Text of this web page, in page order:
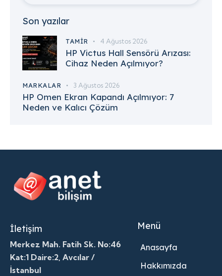
Son yazılar
TAMIR 4 Ağustos 2026
HP Victus Hall Sensörü Arızası:
Cihaz Neden Açılmıyor?
MARKALAR 3 Ağustos 2026
HP Omen Ekran Kapandı Açılmıyor: 7
Neden ve Kalıcı Çözüm
İletişim
Merkez Mah. Fatih Sk. No:46
Kat:1 Daire:2, Avcılar /
İstanbul
Menü
Anasayfa
Hakkımızda